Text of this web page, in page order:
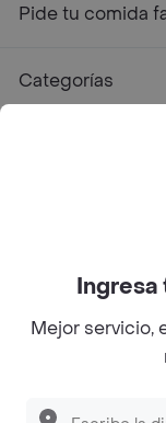
Pide tu comida
Categorías
©2026
Ingresa
Mejor servicio,